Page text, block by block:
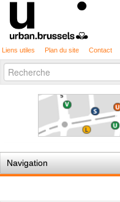
Liens utiles Plan du site Contact
Chercher par
Recherche
avancée…
Navigation